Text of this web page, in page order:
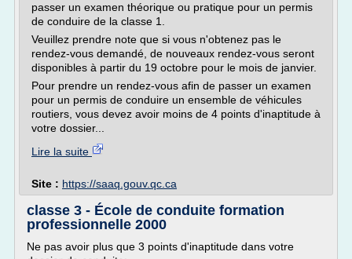
passer un examen théorique ou pratique pour un permis
de conduire de la classe 1.
Veuillez prendre note que si vous n'obtenez pas le
rendez-vous demandé, de nouveaux rendez-vous seront
disponibles à partir du 19 octobre pour le mois de janvier.
Pour prendre un rendez-vous afin de passer un examen
pour un permis de conduire un ensemble de véhicules
routiers, vous devez avoir moins de 4 points d'inaptitude à
votre dossier...
Lire la suite
Site : https://saaq.gouv.qc.ca
classe 3 - École de conduite formation
professionnelle 2000
Ne pas avoir plus que 3 points d'inaptitude dans votre